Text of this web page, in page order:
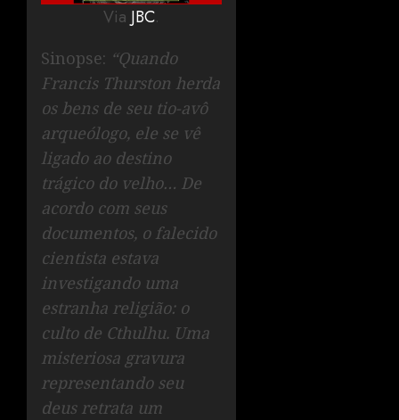
Via JBC.
Sinopse: “Quando
Francis Thurston herda
os bens de seu tio-avô
arqueólogo, ele se vê
ligado ao destino
trágico do velho… De
acordo com seus
documentos, o falecido
cientista estava
investigando uma
estranha religião: o
culto de Cthulhu. Uma
misteriosa gravura
representando seu
deus retrata um